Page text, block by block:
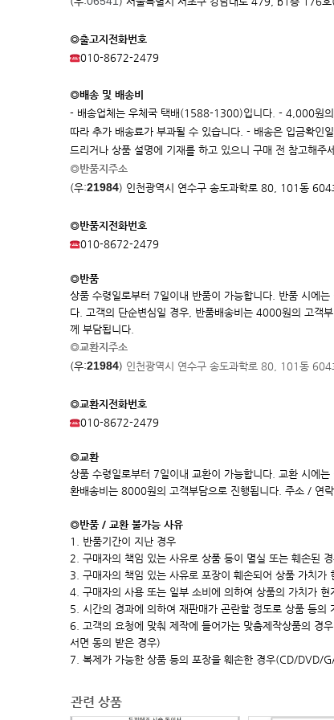
◎출고지전화번호
010-8672-2479
◎배송 및 배송비
- 배송업체는 우체국 택배(1588-1300)입니다. - 4,000원의
따라 추가 배송료가 부과될 수 있습니다. - 배송은 입금확인
드리거나 상품 설명에 기재를 하고 있으니 구매 전 참고해주
◎반품지주소
(우:21984) 인천광역시 연수구 송도과학로 80, 101동 604
◎반품지전화번호
010-8672-2479
◎반품
상품 수령일로부터 7일이내 반품이 가능합니다. 반품 시에
다. 고객의 단순변심일 경우, 반품배송비는 4000원의 고객
께 부담됩니다.
◎교환지주소
(우:21984) 인천광역시 연수구 송도과학로 80, 101동 604
◎교환지전화번호
010-8672-2479
◎교환
상품 수령일로부터 7일이내 교환이 가능합니다. 교환 시에
환배송비는 8000원의 고객부담으로 진행됩니다. 주소 / 연
◎반품 / 교환 불가능 사유
1. 반품기간이 지난 경우
2. 구매자의 책임 있는 사유로 상품 등이 멸실 또는 훼손된
3. 구매자의 책임 있는 사유로 포장이 훼손되어 상품 가치
4. 구매자의 사용 또는 일부 소비에 의하여 상품의 가치가
5. 시간의 경과에 의하여 재판매가 곤란할 정도로 상품 등의
6. 고객의 요청에 맞춰 제작에 들어가는 맞춤제작상품의 경
서면 동의 받은 경우)
7. 복제가 가능한 상품 등의 포장을 훼손한 경우(CD/DVD/
관련 상품